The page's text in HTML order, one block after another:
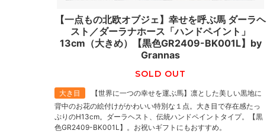
【一点もの北欧オブジェ】幸せを呼ぶ馬 ダーラヘ
スト／ダーラナホース「ハンドペイント」
13cm（大きめ）【黒色GR2409-BK001L】by
Grannas
SOLD OUT
大き目
【世界に一つの幸せを運ぶ馬】凛とした美しい黒地に
背中のお花の絵付けがかわいい特別な１点。大き目で存在感たっ
ぷりのH13cm。ダーラヘスト、伝統ハンドペイントタイプ。【黒
色GR2409-BK001L】。お祝いギフトにもおすすめ。